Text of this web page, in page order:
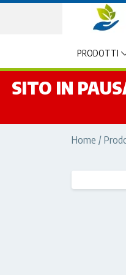
PRODOTTI
SITO IN
Home /